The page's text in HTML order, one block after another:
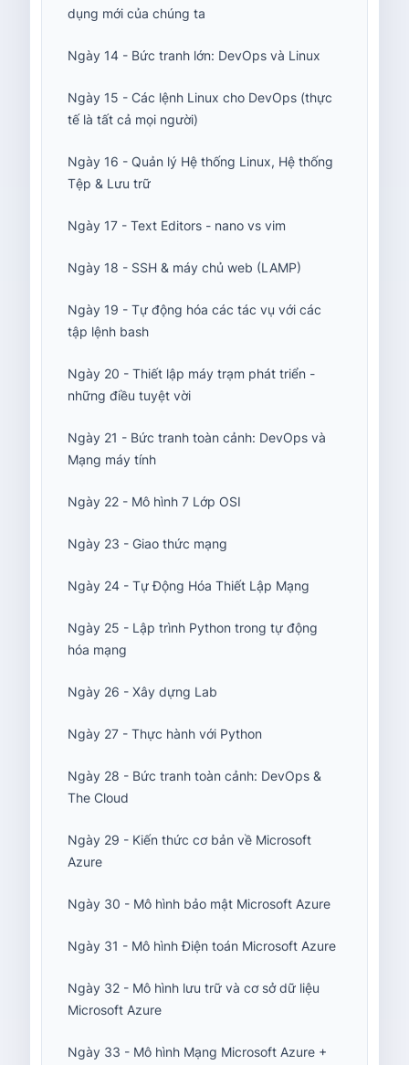
dụng mới của chúng ta
Ngày 14 - Bức tranh lớn: DevOps và Linux
Ngày 15 - Các lệnh Linux cho DevOps (thực
tế là tất cả mọi người)
Ngày 16 - Quản lý Hệ thống Linux, Hệ thống
Tệp & Lưu trữ
Ngày 17 - Text Editors - nano vs vim
Ngày 18 - SSH & máy chủ web (LAMP)
Ngày 19 - Tự động hóa các tác vụ với các
tập lệnh bash
Ngày 20 - Thiết lập máy trạm phát triển -
những điều tuyệt vời
Ngày 21 - Bức tranh toàn cảnh: DevOps và
Mạng máy tính
Ngày 22 - Mô hình 7 Lớp OSI
Ngày 23 - Giao thức mạng
Ngày 24 - Tự Động Hóa Thiết Lập Mạng
Ngày 25 - Lập trình Python trong tự động
hóa mạng
Ngày 26 - Xây dựng Lab
Ngày 27 - Thực hành với Python
Ngày 28 - Bức tranh toàn cảnh: DevOps &
The Cloud
Ngày 29 - Kiến thức cơ bản về Microsoft
Azure
Ngày 30 - Mô hình bảo mật Microsoft Azure
Ngày 31 - Mô hình Điện toán Microsoft Azure
Ngày 32 - Mô hình lưu trữ và cơ sở dữ liệu
Microsoft Azure
Ngày 33 - Mô hình Mạng Microsoft Azure +